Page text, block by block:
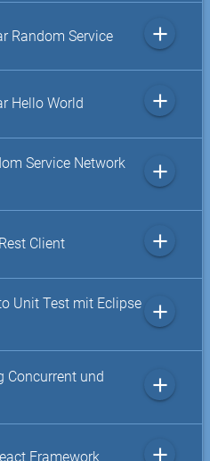
Random Service add
Hello World add
Service Network
add
Client add
Unit Test mit Eclipse
add
Concurrent und
add
Framework add